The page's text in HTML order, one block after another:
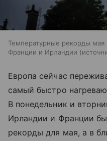
Температурные рекорды мая
Франции и Ирландии
Европа сейчас
самый быстро
В понедельник и
Ирландии и Франции
рекорды для мая, а в